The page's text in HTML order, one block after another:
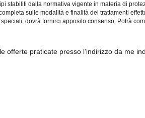
stabiliti dalla normativa vigente in materia di
sulle modalità e finalità dei trattamenti
dovrà fornirci apposito consenso. Potrà
offerte praticate presso l’indirizzo da me